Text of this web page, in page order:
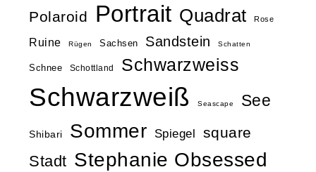
Polaroid Portrait Quadrat Rose
Ruine Rügen Sachsen Sandstein Schatten
Schnee Schottland Schwarzweiss
Schwarzweiß Seascape See
Shibari Sommer Spiegel square
Stadt Stephanie Obsessed